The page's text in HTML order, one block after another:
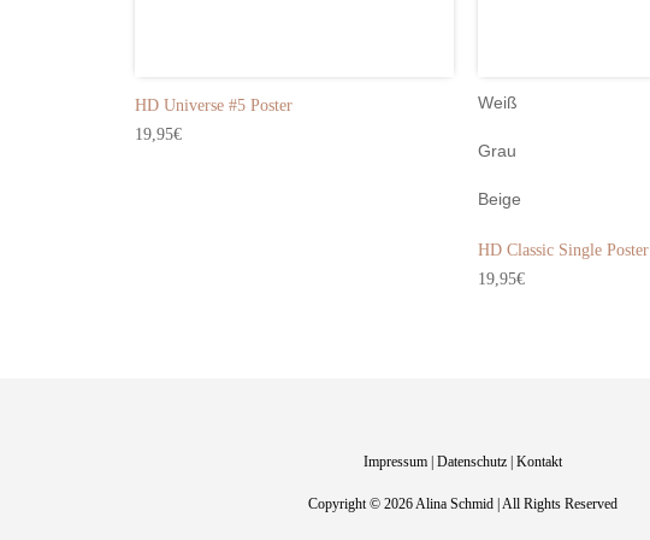
HD Universe #5 Poster
19,95€
Weiß
Grau
Beige
HD Classic Single Poster
19,95€
Impressum Datenschutz Kontakt
Copyright © 2026 Alina Schmid | All Rights Reserved